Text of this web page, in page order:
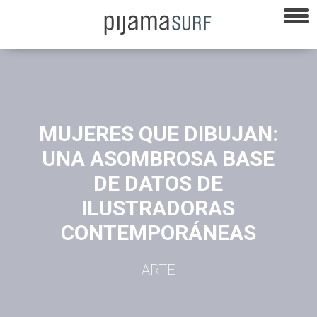
MUJERES QUE DIBUJAN:
UNA ASOMBROSA BASE
DE DATOS DE
ILUSTRADORAS
CONTEMPORÁNEAS
ARTE